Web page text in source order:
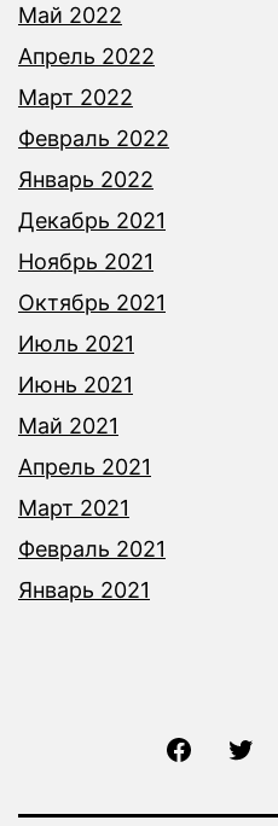
Май 2022
Апрель 2022
Март 2022
Февраль 2022
Январь 2022
Декабрь 2021
Ноябрь 2021
Октябрь 2021
Июль 2021
Июнь 2021
Май 2021
Апрель 2021
Март 2021
Февраль 2021
Январь 2021
Facebook